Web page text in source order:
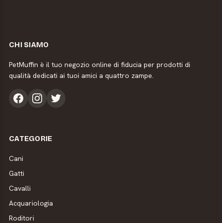
CHI SIAMO
PetMuffin è il tuo negozio online di fiducia per prodotti di
qualità dedicati ai tuoi amici a quattro zampe.
CATEGORIE
Cani
Gatti
Cavalli
Acquariologia
Roditori